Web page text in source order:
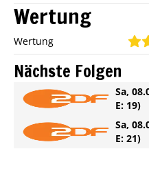
Wertung
Wertung
Nächste Folgen
Sa,
E: 19)
Sa,
E: 21)